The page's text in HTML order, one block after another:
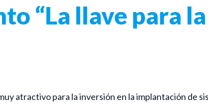
“La llave para
atractivo para la inversión en la implantación de